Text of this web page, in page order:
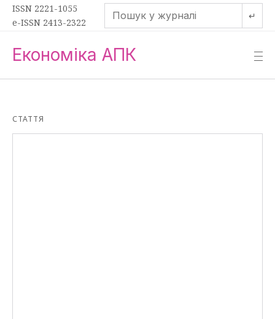
ISSN 2221-1055
e-ISSN 2413-2322
↵
Економіка АПК —
—
—
СТАТТЯ